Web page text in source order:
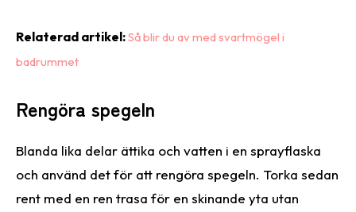
Relaterad artikel:Så blir du av med svartmögel i
badrummet
Rengöra spegeln
Blanda lika delar ättika och vatten i en sprayflaska
och använd det för att rengöra spegeln. Torka sedan
rent med en ren trasa för en skinande yta utan